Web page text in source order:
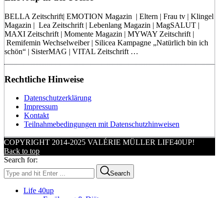
BELLA Zeitschrift| EMOTION Magazin | Eltern | Frau tv | Klingel
Magazin | Lea Zeitschrift | Lebenlang Magazin | MagSALUT |
MAXI Zeitschrift | Momente Magazin | MYWAY Zeitschrift |
Remifemin Wechselweiber | Silicea Kampagne „Natürlich bin ich
schön“ | SisterMAG | VITAL Zeitschrift …
Rechtliche Hinweise
Datenschutzerklärung
Impressum
Kontakt
Teilnahmebedingungen mit Datenschutzhinweisen
COPYRIGHT 2014-2025 VALÉRIE MÜLLER LIFE40UP!
Back to top
Search for:
Search
Life 40up